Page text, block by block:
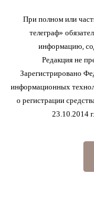
При полном или
телеграф»
информацию,
Редакция не
Зарегистрировано
информационных
о регистрации
23.10.2014